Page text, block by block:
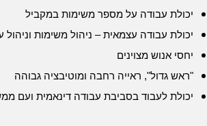
יכולת עבודה על מספר משימות במקביל
יכולת עבודה עצמאית – ניהול משימות וניהול
יחסי אנוש מצוינים
"ראש גדול", ראייה רחבה ומוטיבציה גבוהה
יכולת לעבוד בסביבת עבודה דינאמית ועם